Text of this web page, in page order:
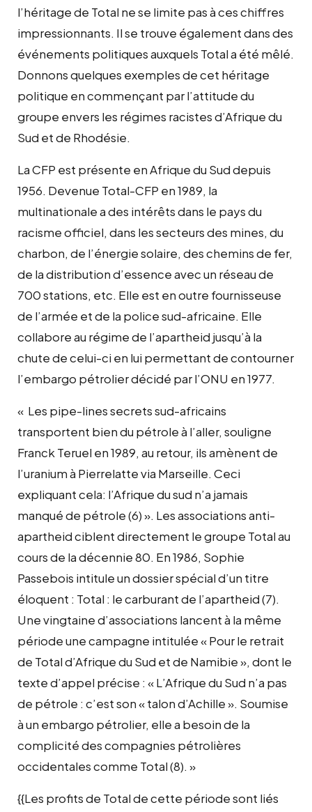
l’héritage de Total ne se limite pas à ces chiffres
impressionnants. Il se trouve également dans des
événements politiques auxquels Total a été mêlé.
Donnons quelques exemples de cet héritage
politique en commençant par l’attitude du
groupe envers les régimes racistes d’Afrique du
Sud et de Rhodésie.
La CFP est présente en Afrique du Sud depuis
1956. Devenue Total-CFP en 1989, la
multinationale a des intérêts dans le pays du
racisme officiel, dans les secteurs des mines, du
charbon, de l’énergie solaire, des chemins de fer,
de la distribution d’essence avec un réseau de
700 stations, etc. Elle est en outre fournisseuse
de l’armée et de la police sud-africaine. Elle
collabore au régime de l’apartheid jusqu’à la
chute de celui-ci en lui permettant de contourner
l’embargo pétrolier décidé par l’ONU en 1977.
« Les pipe-lines secrets sud-africains
transportent bien du pétrole à l’aller, souligne
Franck Teruel en 1989, au retour, ils amènent de
l’uranium à Pierrelatte via Marseille. Ceci
expliquant cela: l’Afrique du sud n’a jamais
manqué de pétrole (6) ». Les associations anti-
apartheid ciblent directement le groupe Total au
cours de la décennie 80. En 1986, Sophie
Passebois intitule un dossier spécial d’un titre
éloquent : Total : le carburant de l’apartheid (7).
Une vingtaine d’associations lancent à la même
période une campagne intitulée « Pour le retrait
de Total d’Afrique du Sud et de Namibie », dont le
texte d’appel précise : « L’Afrique du Sud n’a pas
de pétrole : c’est son « talon d’Achille ». Soumise
à un embargo pétrolier, elle a besoin de la
complicité des compagnies pétrolières
occidentales comme Total (8). »
{{Les profits de Total de cette période sont liés